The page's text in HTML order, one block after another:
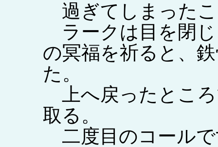
過ぎてしまった
ラークは目を閉
の冥福を祈ると、
た。
上へ戻ったとこ
取る。
二度目のコール